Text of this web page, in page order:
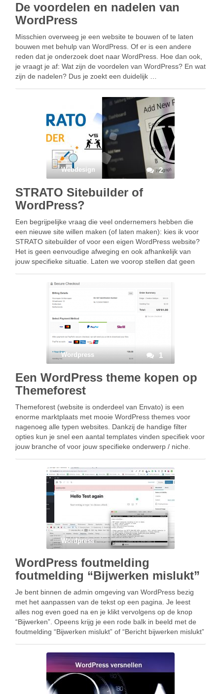
De voordelen en nadelen van
WordPress
Misschien overweeg je een website te bouwen of te laten
bouwen met behulp van WordPress. Of er is een andere
reden dat je onderzoek doet naar WordPress. Hoe dan ook,
je vraagt je af: Wat zijn de voordelen van WordPress? En wat
zijn de nadelen? Dus je zoekt een duidelijk …
Webdesign 2
STRATO Sitebuilder of
WordPress?
Een begrijpelijke vraag die veel ondernemers hebben die
een nieuwe site willen maken (of laten maken): kies ik voor
STRATO sitebuilder of voor een eigen WordPress website?
Het is geen eenvoudige afweging en ook afhankelijk van
jouw specifieke situatie. Laten we voorop stellen dat geen
Wordpress 1
Een WordPress theme kopen op
Themeforest
Themeforest (website is onderdeel van Envato) is een
enorme marktplaats met mooie WordPress themes voor
nagenoeg alle typen websites. Dankzij de handige filter
opties kun je snel een aantal templates vinden specifiek voor
jouw branche of voor jouw specifieke onderwerp / niche.
Wordpress
WordPress foutmelding
foutmelding “Bijwerken mislukt”
Je bent binnen de admin omgeving van WordPress bezig
met het aanpassen van de tekst op een pagina. Je leest
alles nog even goed na en je klikt vervolgens op de knop
“Bijwerken”. Opeens krijg je een rode balk in beeld met de
foutmelding “Bijwerken mislukt” of “Bericht bijwerken mislukt”